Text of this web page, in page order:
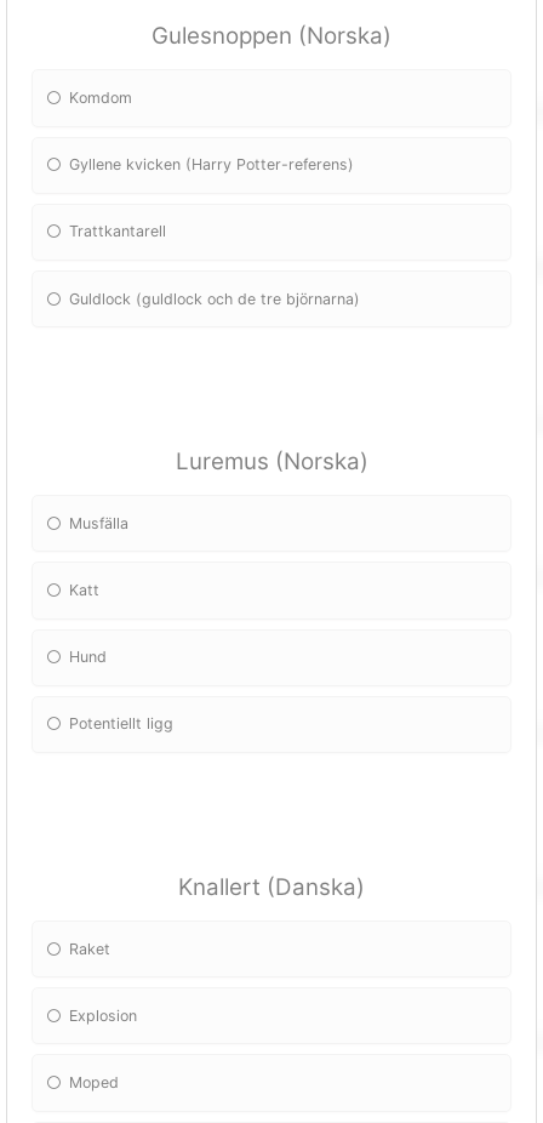
Gulesnoppen (Norska)
Komdom
Gyllene kvicken (Harry Potter-referens)
Trattkantarell
Guldlock (guldlock och de tre björnarna)
Luremus (Norska)
Musfälla
Katt
Hund
Potentiellt ligg
Knallert (Danska)
Raket
Explosion
Moped